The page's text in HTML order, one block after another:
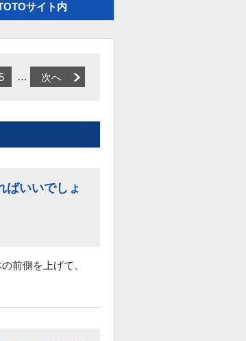
サイト内
5 … 次へ
ばいいでしょ
前側を上げて、